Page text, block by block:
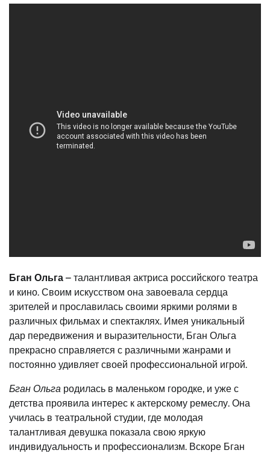
Бган Ольга – талантливая актриса российского театра
и кино. Своим искусством она завоевала сердца
зрителей и прославилась своими яркими ролями в
различных фильмах и спектаклях. Имея уникальный
дар передвижения и выразительности, Бган Ольга
прекрасно справляется с различными жанрами и
постоянно удивляет своей профессиональной игрой.
Бган Ольга родилась в маленьком городке, и уже с
детства проявила интерес к актерскому ремеслу. Она
училась в театральной студии, где молодая
талантливая девушка показала свою яркую
индивидуальность и профессионализм. Вскоре Бган